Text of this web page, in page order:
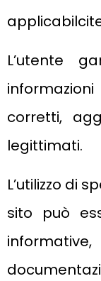
L’utente
corretti,
legittimati.
L’utilizzo di
sito può